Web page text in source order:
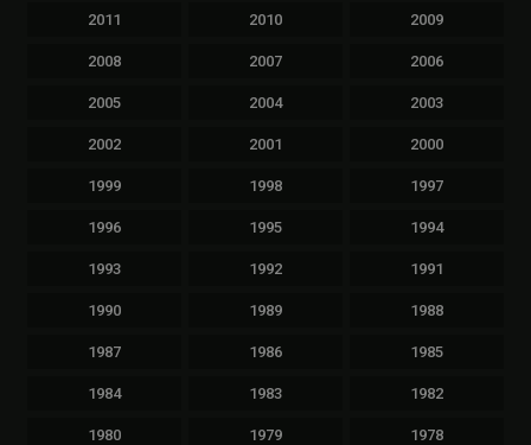
2011 2010 2009
2008 2007 2006
2005 2004 2003
2002 2001 2000
1999 1998 1997
1996 1995 1994
1993 1992 1991
1990 1989 1988
1987 1986 1985
1984 1983 1982
1980 1979 1978